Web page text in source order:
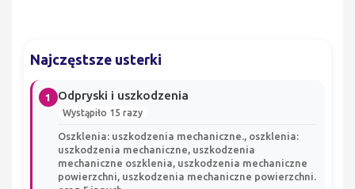
Najczęstsze usterki
1 Odpryski i uszkodzenia
Wystąpiło 15 razy
Oszklenia: uszkodzenia mechaniczne., oszklenia:
uszkodzenia mechaniczne, uszkodzenia
mechaniczne oszklenia, uszkodzenia mechaniczne
powierzchni, uszkodzenia mechaniczne powierzchni.